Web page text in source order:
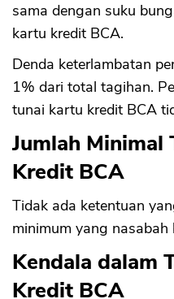
sama dengan suku
kartu kredit BCA.
Denda keterlambatan
1% dari total tagihan.
tunai kartu kredit BCA
Jumlah Minimal
Kredit BCA
Tidak ada ketentuan
minimum yang nasabah
Kendala dalam
Kredit BCA